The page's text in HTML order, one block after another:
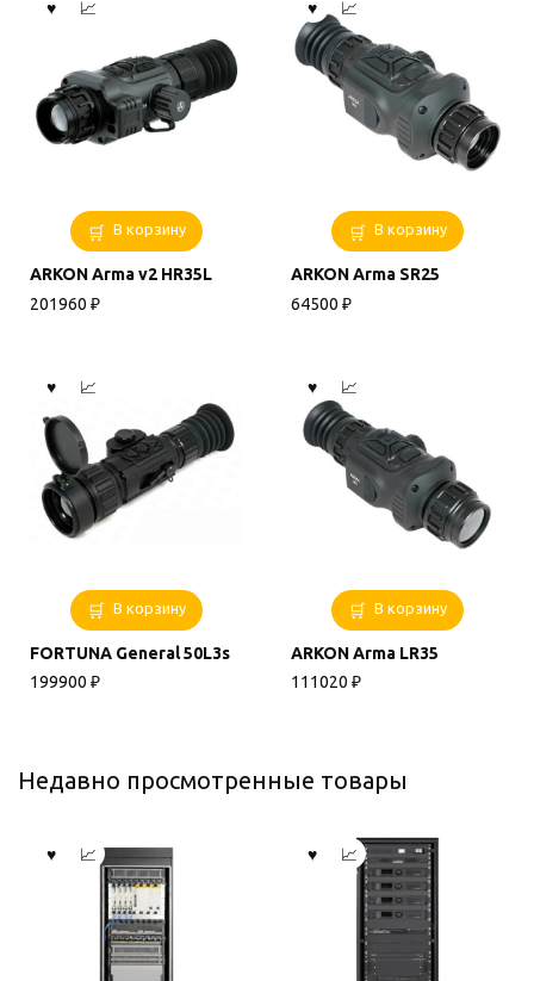
В корзину
ARKON Arma v2 HR35L
201960 ₽
В корзину
ARKON Arma SR25
64500 ₽
В корзину
FORTUNA General 50L3s
199900 ₽
В корзину
ARKON Arma LR35
111020 ₽
Недавно просмотренные товары